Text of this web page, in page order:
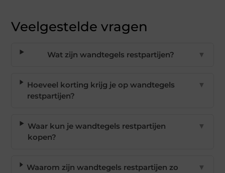
Veelgestelde vragen
Wat zijn wandtegels restpartijen? ▼
Hoeveel korting krijg je op wandtegels
restpartijen?
▼
Waar kun je wandtegels restpartijen
kopen?
▼
Waarom zijn wandtegels restpartijen zo
▼